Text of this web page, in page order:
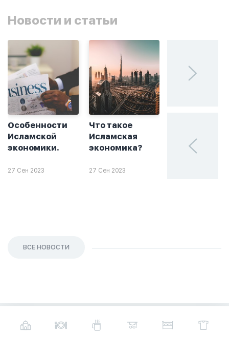
Новости и статьи
Особенности
Исламской
экономики.
27 Сен 2023
Что такое
Исламская
экономика?
27 Сен 2023
халяльное
ВСЕ НОВОСТИ